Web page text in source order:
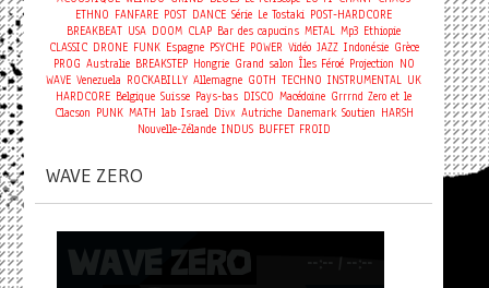
ETHNO FANFARE POST DANCE Série Le Tostaki POST-HARDCORE
BREAKBEAT USA DOOM CLAP Bar des capucins METAL Mp3 Ethiopie
CLASSIC DRONE FUNK Espagne PSYCHE POWER Vidéo JAZZ Indonésie Grèce
PROG Australie BREAKSTEP Hongrie Grand salon Îles Féroé Projection NO
WAVE Venezuela ROCKABILLY Allemagne GOTH TECHNO INSTRUMENTAL UK
HARDCORE Belgique Suisse Pays-bas DISCO Macédoine Grrrnd Zero et le
Clacson PUNK MATH lab Israel Divx Autriche Danemark Soutien HARSH
Nouvelle-Zélande INDUS BUFFET FROID
WAVE ZERO